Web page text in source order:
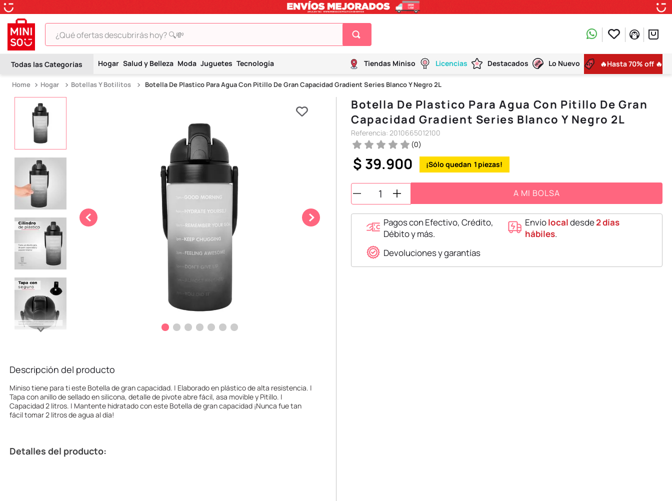
¿Qué ofertas descubrirás hoy? 🔍💸
Hogar Salud y Belleza Moda Juguetes Tecnología Tiendas Miniso Licencias Destacados Lo Nuevo 🔥Hasta 70% off 🔥
Hogar Botellas Y Botilitos Botella De Plastico Para Agua Con Pitillo De Gran Capacidad Gradient Series Blanco Y Negro 2L
Descripción del producto
Miniso tiene para ti este Botella de gran capacidad. | Elaborado en plástico de alta resistencia. |
Tapa con anillo de sellado en silicona, detalle de pivote abre fácil, asa movible y Pitillo. |
Capacidad 2 litros. | Mantente hidratado con este Botella de gran capacidad ¡Nunca fue tan
fácil tomar 2 litros de agua al día!
Detalles del producto:
Botella De Plastico Para Agua Con Pitillo De Gran
Capacidad Gradient Series Blanco Y Negro 2L
Referencia: 2010665012100
(0)
$ 39.900 1
A MI BOLSA
Pagos con Efectivo, Crédito,
Débito y más.
Envíolocaldesde2 días
hábiles.
Devoluciones y garantías
TÉRMINOS MÁS BUSCADOS
2.
hello kitty
9.
one piece
.